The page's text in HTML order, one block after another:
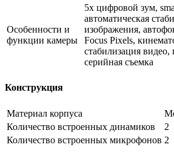
Особенности и
функции камеры
5х цифровой зум,
автоматическая
изображения,
Focus Pixels,
стабилизация видео,
серийная съемка
Конструкция
Материал корпуса
Количество встроенных динамиков
2
Количество встроенных микрофонов 2